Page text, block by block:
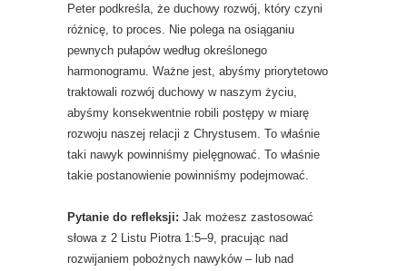
Peter podkreśla, że ​​duchowy rozwój, który czyni
różnicę, to proces. Nie polega na osiąganiu
pewnych pułapów według określonego
harmonogramu. Ważne jest, abyśmy priorytetowo
traktowali rozwój duchowy w naszym życiu,
abyśmy konsekwentnie robili postępy w miarę
rozwoju naszej relacji z Chrystusem. To właśnie
taki nawyk powinniśmy pielęgnować. To właśnie
takie postanowienie powinniśmy podejmować.
Pytanie do refleksji: Jak możesz zastosować
słowa z 2 Listu Piotra 1:5–9, pracując nad
rozwijaniem pobożnych nawyków – lub nad